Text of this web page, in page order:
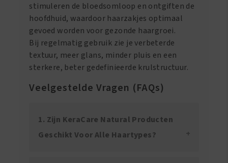
stimuleren de bloedsomloop en ontgiften de
hoofdhuid, waardoor haarzakjes optimaal
gevoed worden voor gezonde haargroei.
Bij regelmatig gebruik zie je verbeterde
textuur, meer glans, minder pluis en een
sterkere, beter gedefinieerde krulstructuur.
Veelgestelde Vragen (FAQs)
1. Zijn KeraCare Natural Producten
Geschikt Voor Alle Haartypes?